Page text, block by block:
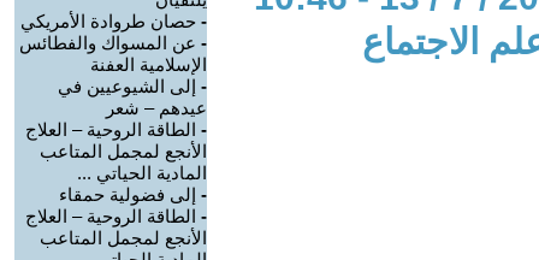
الاجتماع
- حصان طروادة الأمريكي
- عن المسواك والفطائس
الإسلامية العفنة
- إلى الشيوعيين في
عيدهم – شعر
- الطاقة الروحية – العلاج
الأنجع لمجمل المتاعب
المادية الحياتي ...
- إلى فضولية حمقاء
- الطاقة الروحية – العلاج
الأنجع لمجمل المتاعب